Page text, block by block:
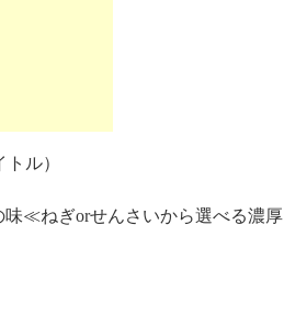
ル）
味≪ねぎorせんさいから選べる濃厚